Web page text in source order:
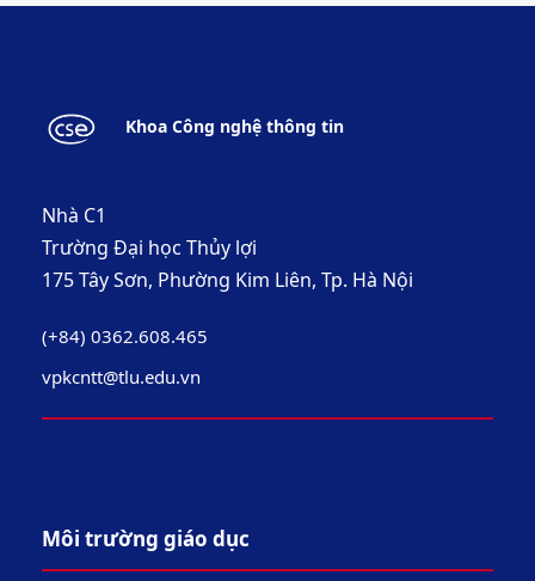
Khoa Công nghệ thông tin
Nhà C1
Trường Đại học Thủy lợi
175 Tây Sơn, Phường Kim Liên, Tp. Hà Nội
(+84) 0362.608.465
vpkcntt@tlu.edu.vn
Môi trường giáo dục